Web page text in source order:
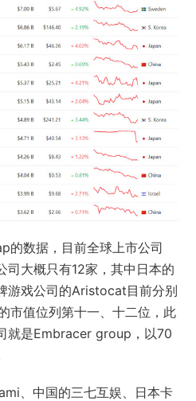
数据，目前全球上市公司
司大概只有12家，其中日本的
游戏公司的Aristocat目前分别
市值位列第十一、十二位，此
就是Embracer group，以70
、中国的三七互娱、日本卡